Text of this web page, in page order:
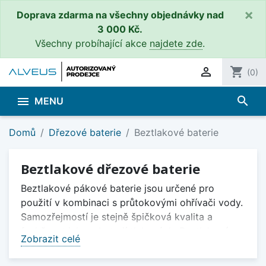
Doprava zdarma na všechny objednávky nad
3 000 Kč.
Všechny probíhající akce najdete zde.
×
 shopping_cart (0)
 MENU search
Domů Dřezové baterie Beztlakové baterie
Beztlakové dřezové baterie
Zobrazit celé
Beztlakové pákové baterie jsou určené pro
použití v kombinaci s průtokovými ohřívači vody.
Samozřejmostí je stejně špičková kvalita a
vodovodní baterie fungují v principu asi takto. Po
puštění teplé vody dojde k uvolnění ventilu a